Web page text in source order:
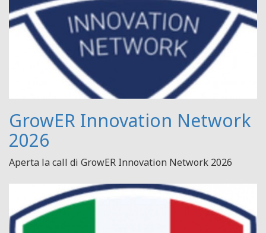
GrowER Innovation Network
2026
Aperta la call di GrowER Innovation Network 2026